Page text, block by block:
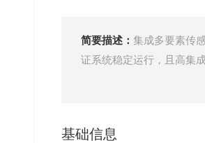
简要描述： 集成多要素传
证系统稳定运行，且高集
基础信息